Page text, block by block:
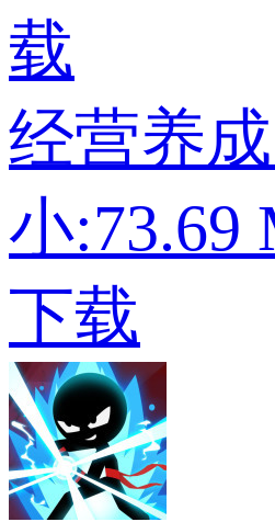
载
经营养成
小:73.69
下载